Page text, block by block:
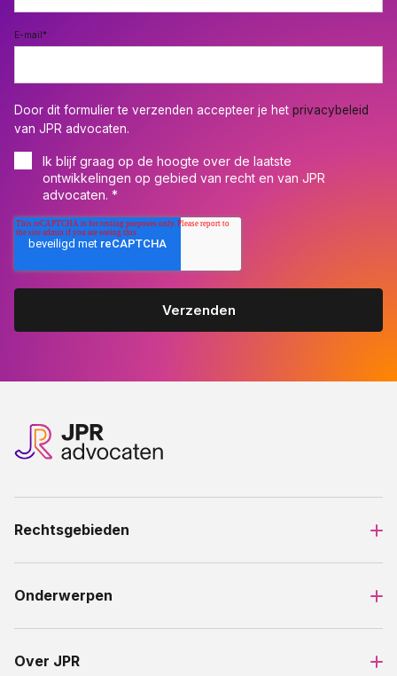
E-mail*
Door dit formulier te verzenden accepteer je het privacybeleid
van JPR advocaten.
Ik blijf graag op de hoogte over de laatste
ontwikkelingen op gebied van recht en van JPR
advocaten. *
Rechtsgebieden
Onderwerpen
Over JPR